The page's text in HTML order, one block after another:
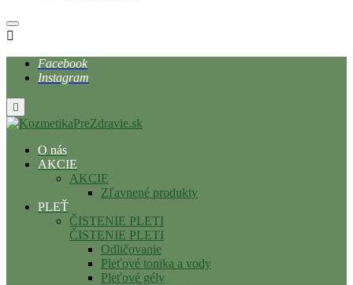

Facebook
Instagram

O nás
AKCIE
AKCIE
Zľavnené produkty
PLEŤ
ČISTENIE PLETI
ČISTENIE PLETI
Odličovanie
Pleťové tonika a vody
Pleťové gély